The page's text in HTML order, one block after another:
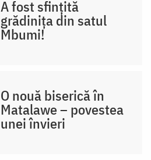
A fost sfințită
grădinița din satul
Mbumi!
O nouă biserică în
Matalawe – povestea
unei învieri